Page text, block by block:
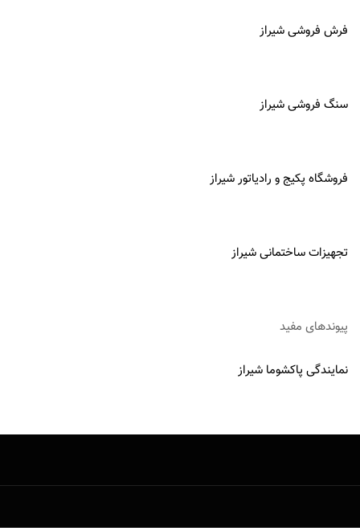
فرش فروشی شیراز
سنگ فروشی شیراز
فروشگاه پکیج و رادیاتور شیراز
تجهیزات ساختمانی شیراز
پیوندهای مفید
نمایندگی پاکشوما شیراز